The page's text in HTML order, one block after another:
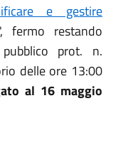
e gestire
fermo restando
prot. n.
delle ore 13:00
al 16 maggio